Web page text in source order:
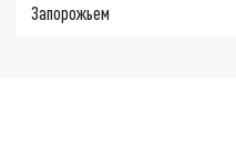
Запорожьем